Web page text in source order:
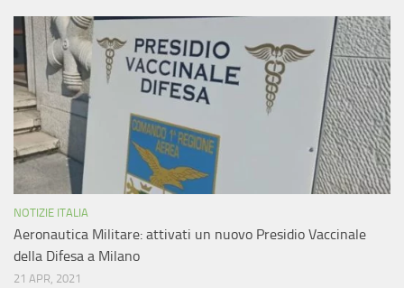
NOTIZIE ITALIA
Aeronautica Militare: attivati un nuovo Presidio Vaccinale
della Difesa a Milano
21 APR, 2021